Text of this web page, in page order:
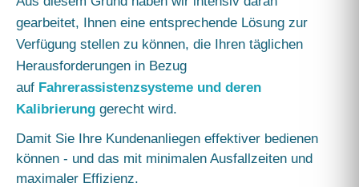
gearbeitet, Ihnen eine entsprechende Lösung zur
Verfügung stellen zu können, die Ihren täglichen
Herausforderungen in Bezug
auf Fahrerassistenzsysteme und deren
Kalibrierung gerecht wird.
Damit Sie Ihre Kundenanliegen effektiver bedienen
können - und das mit minimalen Ausfallzeiten und
maximaler Effizienz.